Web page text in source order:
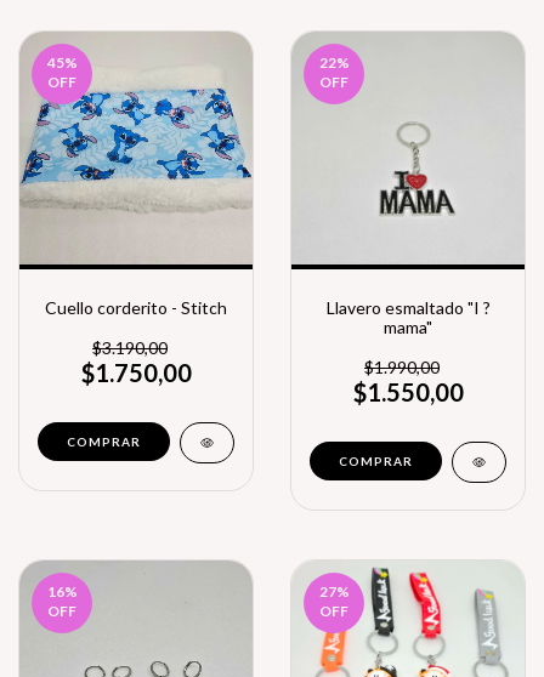
45%
OFF
Cuello corderito - Stitch
$3.190,00
$1.750,00
22%
OFF
Llavero esmaltado "I ?
mama"
$1.990,00
$1.550,00
16%
OFF
27%
OFF